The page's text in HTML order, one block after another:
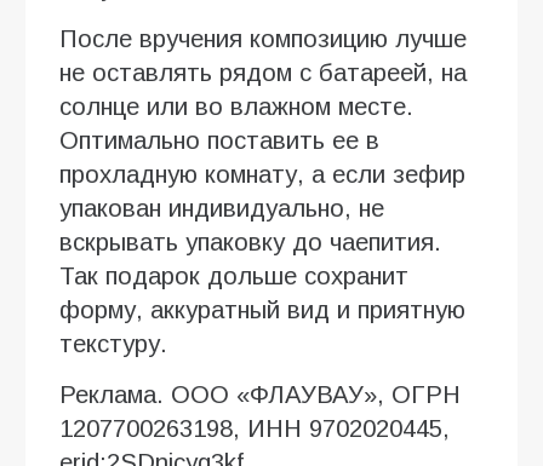
После вручения композицию лучше
не оставлять рядом с батареей, на
солнце или во влажном месте.
Оптимально поставить ее в
прохладную комнату, а если зефир
упакован индивидуально, не
вскрывать упаковку до чаепития.
Так подарок дольше сохранит
форму, аккуратный вид и приятную
текстуру.
Реклама. ООО «ФЛАУВАУ», ОГРН
1207700263198, ИНН 9702020445,